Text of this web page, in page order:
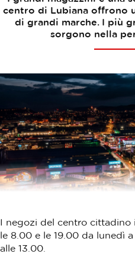
centro di Lubiana offrono
di grandi marche. I più
sorgono nella
I negozi del centro cittadino
le 8.00 e le 19.00 da lunedì
alle 13.00.